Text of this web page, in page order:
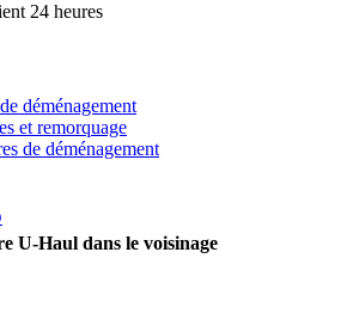
24 heures
déménagement
et remorquage
de déménagement
U-Haul dans le voisinage